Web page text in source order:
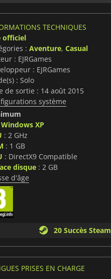
TECHNIQUES
officiel
: Aventure, Casual
: EJRGames
: EJRGames
: Solo
de sortie : 14 août 2015
système
Windows XP
: 2 GHz
: 1 GB
: DirectX9 Compatible
disque: 2 GB
d'âge
20 Succès Steam
PRISES EN CHARGE